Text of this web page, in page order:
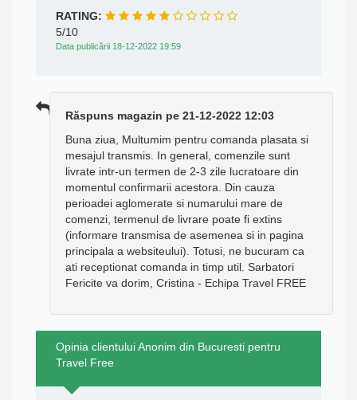
RATING:
5/10
Data publicării 18-12-2022 19:59
Răspuns magazin pe 21-12-2022 12:03
Buna ziua, Multumim pentru comanda plasata si
mesajul transmis. In general, comenzile sunt
livrate intr-un termen de 2-3 zile lucratoare din
momentul confirmarii acestora. Din cauza
perioadei aglomerate si numarului mare de
comenzi, termenul de livrare poate fi extins
(informare transmisa de asemenea si in pagina
principala a websiteului). Totusi, ne bucuram ca
ati receptionat comanda in timp util. Sarbatori
Fericite va dorim, Cristina - Echipa Travel FREE
Opinia clientului Anonim din Bucuresti pentru
Travel Free